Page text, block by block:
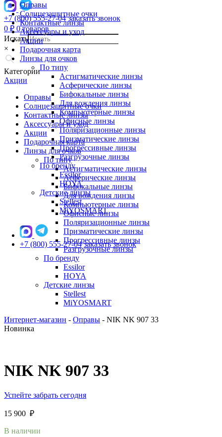
+7 (800) 555-27-04 заказать звонок
0 ₽ 0 товаров
Искать
×
Категории
Акции
Оправы
Солнцезащитные очки
Контактные линзы
Аксессуары и уход
Акции
Подарочная карта
Линзы для очков
По типу
Астигматические линзы
Асферические линзы
Бифокальные линзы
Для вождения линзы
Компьютерные линзы
Офисные линзы
Поляризационные линзы
Призматические линзы
Прогрессивные линзы
Разгрузочные линзы
По бренду
Essilor
HOYA
Детские линзы
Stellest
MiYOSMART
Оправы
Солнцезащитные очки
Контактные линзы
Аксессуары и уход
Акции
Подарочная карта
Линзы для очков
По типу
Астигматические линзы
Асферические линзы
Бифокальные линзы
Для вождения линзы
Компьютерные линзы
Офисные линзы
Поляризационные линзы
Призматические линзы
Прогрессивные линзы
Разгрузочные линзы
По бренду
Essilor
HOYA
Детские линзы
Stellest
MiYOSMART
+7 (800) 555-27-04 заказать звонок
Интернет-магазин - Оправы - NIK NK 907 33
Новинка
NIK NK 907 33
Успейте забрать сегодня
15 900 ₽
В наличии